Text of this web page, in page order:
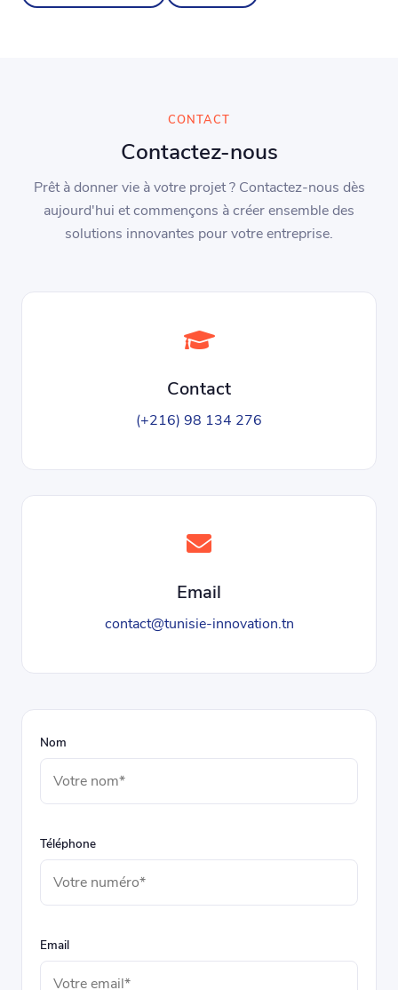
CONTACT
Contactez-nous
Prêt à donner vie à votre projet ? Contactez-nous dès
aujourd'hui et commençons à créer ensemble des
solutions innovantes pour votre entreprise.
Contact
(+216) 98 134 276
Email
contact@tunisie-innovation.tn
Nom
Téléphone
Email